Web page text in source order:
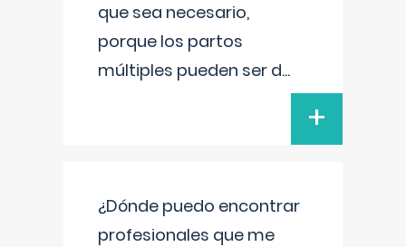
que sea necesario,
porque los partos
múltiples pueden ser d...
+
¿Dónde puedo encontrar
profesionales que me